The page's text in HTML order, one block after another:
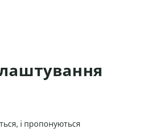
і пропонуються